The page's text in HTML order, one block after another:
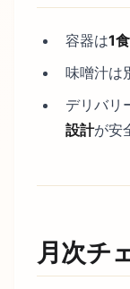
容器は1
味噌汁は
デリバリ
設計が安
月次チ